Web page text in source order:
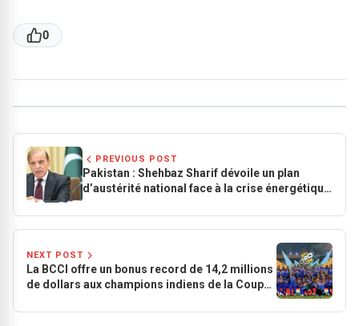
0
PREVIOUS POST
Pakistan : Shehbaz Sharif dévoile un plan
d’austérité national face à la crise énergétique
NEXT POST
La BCCI offre un bonus record de 14,2 millions
de dollars aux champions indiens de la Coupe